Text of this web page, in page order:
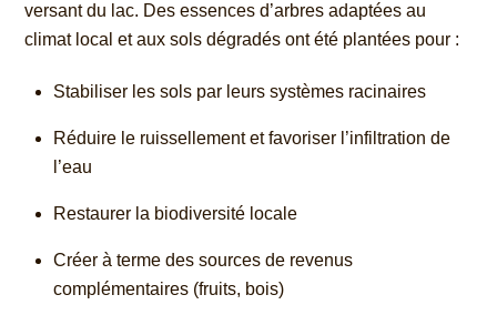
versant du lac. Des essences d’arbres adaptées au
climat local et aux sols dégradés ont été plantées pour :
Stabiliser les sols par leurs systèmes racinaires
Réduire le ruissellement et favoriser l’infiltration de
l’eau
Restaurer la biodiversité locale
Créer à terme des sources de revenus
complémentaires (fruits, bois)